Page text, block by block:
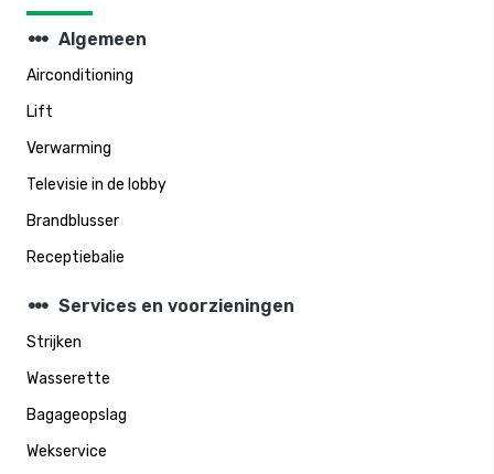
steppers Algemeen
Airconditioning
Lift
Verwarming
Televisie in de lobby
Brandblusser
Receptiebalie
steppers Services en voorzieningen
Strijken
Wasserette
Bagageopslag
Wekservice